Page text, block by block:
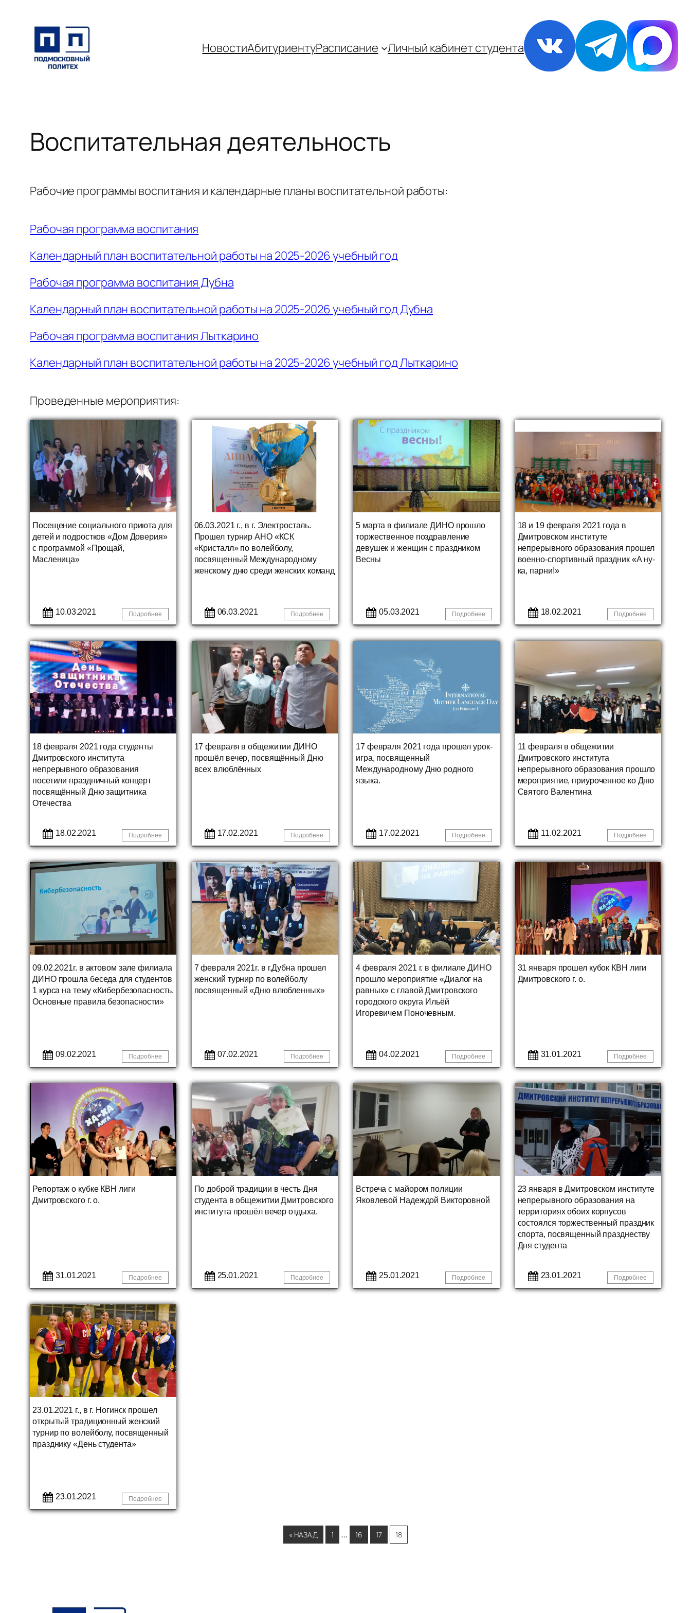
содержимому
НовостиАбитуриентуРаспиcание Личный кабинет студента
Воспитательная деятельность
Рабочие программы воспитания и календарные планы воспитательной работы:
Рабочая программа воспитания
Календарный план воспитательной работы на 2025-2026 учебный год
Рабочая программа воспитания Дубна
Календарный план воспитательной работы на 2025-2026 учебный год Дубна
Рабочая программа воспитания Лыткарино
Календарный план воспитательной работы на 2025-2026 учебный год Лыткарино
Проведенные мероприятия:
Посещение социального приюта для
детей и подростков «Дом Доверия»
с программой «Прощай,
Масленица»
10.03.2021 Подробнее
06.03.2021 г., в г. Электросталь.
Прошел турнир АНО «КСК
«Кристалл» по волейболу,
посвященный Международному
женскому дню среди женских команд
06.03.2021 Подробнее
5 марта в филиале ДИНО прошло
торжественное поздравление
девушек и женщин с праздником
Весны
05.03.2021 Подробнее
18 и 19 февраля 2021 года в
Дмитровском институте
непрерывного образования прошел
военно-спортивный праздник «А ну-
ка, парни!»
18.02.2021 Подробнее
18 февраля 2021 года студенты
Дмитровского института
непрерывного образования
посетили праздничный концерт
посвящённый Дню защитника
Отечества
18.02.2021 Подробнее
17 февраля в общежитии ДИНО
прошёл вечер, посвящённый Дню
всех влюблённых
17.02.2021 Подробнее
17 февраля 2021 года прошел урок-
игра, посвященный
Международному Дню родного
языка.
17.02.2021 Подробнее
11 февраля в общежитии
Дмитровского института
непрерывного образования прошло
мероприятие, приуроченное ко Дню
Святого Валентина
11.02.2021 Подробнее
09.02.2021г. в актовом зале филиала
ДИНО прошла беседа для студентов
1 курса на тему «Кибербезопасность.
Основные правила безопасности»
09.02.2021 Подробнее
7 февраля 2021г. в г.Дубна прошел
женский турнир по волейболу
посвященный «Дню влюбленных»
07.02.2021 Подробнее
4 февраля 2021 г. в филиале ДИНО
прошло мероприятие «Диалог на
равных» с главой Дмитровского
городского округа Ильёй
Игоревичем Поночевным.
04.02.2021 Подробнее
31 января прошел кубок КВН лиги
Дмитровского г. о.
31.01.2021 Подробнее
Репортаж о кубке КВН лиги
Дмитровского г. о.
31.01.2021 Подробнее
По доброй традиции в честь Дня
студента в общежитии Дмитровского
института прошёл вечер отдыха.
25.01.2021 Подробнее
Встреча с майором полиции
Яковлевой Надеждой Викторовной
25.01.2021 Подробнее
23 января в Дмитровском институте
непрерывного образования на
территориях обоих корпусов
состоялся торжественный праздник
спорта, посвященный празднеству
Дня студента
23.01.2021 Подробнее
23.01.2021 г., в г. Ногинск прошел
открытый традиционный женский
турнир по волейболу, посвященный
празднику «День студента»
23.01.2021 Подробнее
« НАЗАД 1 … 16 17 18